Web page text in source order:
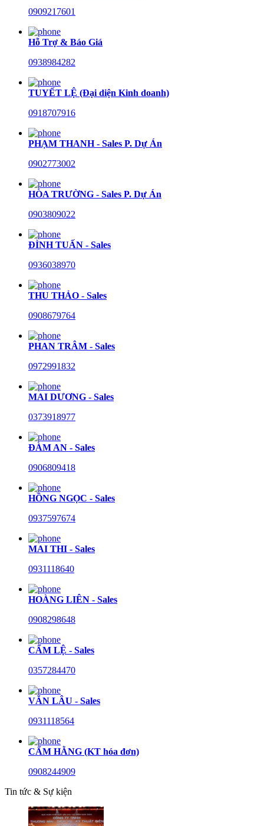
0909217601
Hỗ Trợ & Báo Giá
0938984282
TUYẾT LỆ (Đại diện Kinh doanh)
0918707916
PHẠM THANH - Sales P. Dự Án
0902773002
HÒA TRƯỜNG - Sales P. Dự Án
0903809022
ĐÌNH TUẤN - Sales
0936038970
THU THẢO - Sales
0908679764
PHAN TRÂM - Sales
0972991832
MAI DƯƠNG - Sales
0373918977
ĐÀM AN - Sales
0906809418
HỒNG NGỌC - Sales
0937597674
MAI THI - Sales
0931118640
HOÀNG LIÊN - Sales
0908298648
CẨM LỆ - Sales
0357284470
VĂN LÂU - Sales
0931118564
CẨM HẰNG (KT hóa đơn)
0908244909
Tin tức & Sự kiện